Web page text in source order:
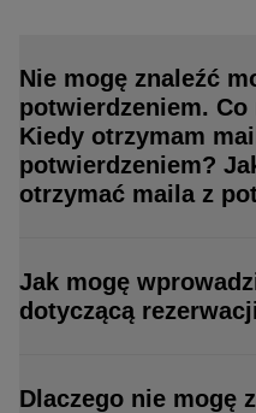
Nie mogę znaleźć
potwierdzeniem. Co
Kiedy otrzymam
potwierdzeniem?
otrzymać maila z
Jak mogę
dotyczącą
Dlaczego nie mogę